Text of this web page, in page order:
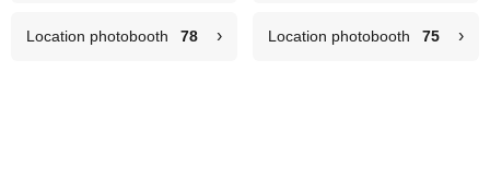
Location photobooth 78 › Location photobooth 75 ›